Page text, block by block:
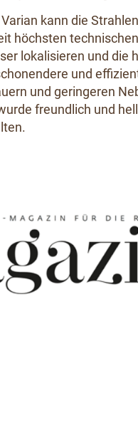
kann die
höchsten
lokalisieren und die
und
und geringeren
freundlich und